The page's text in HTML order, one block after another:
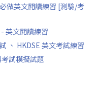
做英文閱讀練習 [測驗/考
英文閱讀練習
、 HKDSE 英文考試練習
試模擬試題